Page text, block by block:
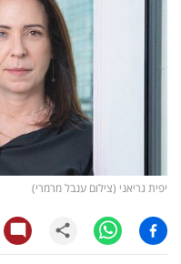
דעות
רכילות
קריפטו
עסקי
יפית גריאני (צילום ענבל מרמרי)